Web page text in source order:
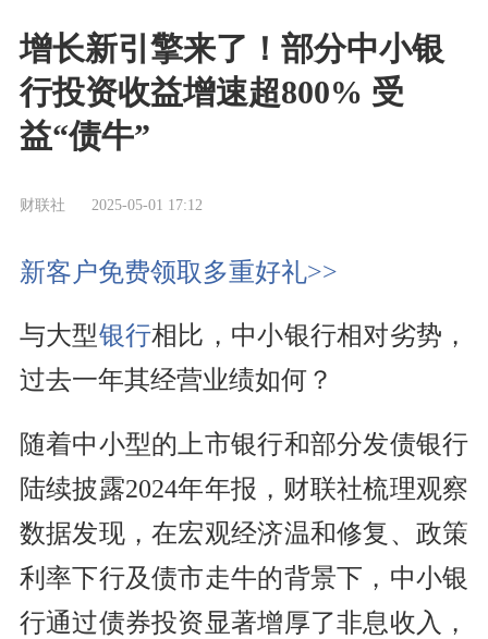
增长新引擎来了！部分中小银
行投资收益增速超800% 受
益“债牛”
财联社 2025-05-01 17:12
新客户免费领取多重好礼>>
与大型银行相比，中小银行相对劣势，
过去一年其经营业绩如何？
随着中小型的上市银行和部分发债银行
陆续披露2024年年报，财联社梳理观察
数据发现，在宏观经济温和修复、政策
利率下行及债市走牛的背景下，中小银
行通过债券投资显著增厚了非息收入，